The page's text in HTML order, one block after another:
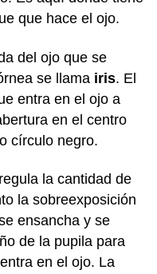
que hace el ojo.
del ojo que se
se llama iris. El
entra en el ojo a
en el centro
círculo negro.
la cantidad de
la sobreexposición
ensancha y se
de la pupila para
en el ojo. La